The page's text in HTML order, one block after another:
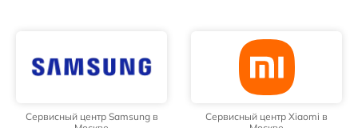
Сервисный центр Samsung в
Сервисный центр Xiaomi в